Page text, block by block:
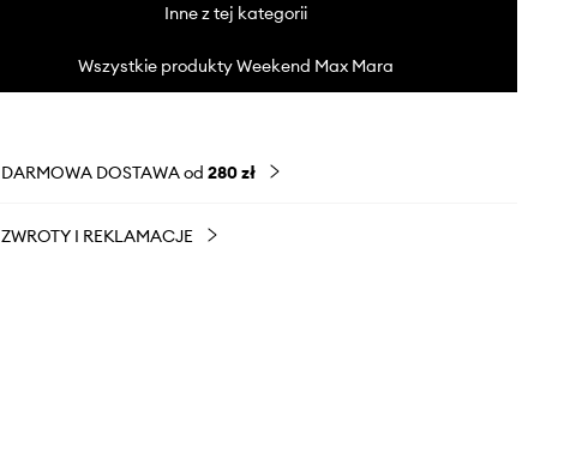
Inne z tej kategorii
Wszystkie produkty Weekend Max Mara
DARMOWA DOSTAWA od 280 zł
ZWROTY I REKLAMACJE